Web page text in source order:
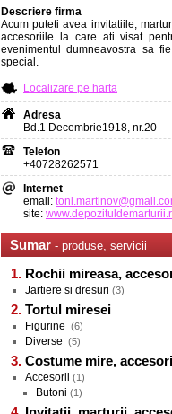
Descriere firma
Acum puteti avea invitatiile,
accesoriile la care ati visat
evenimentul dumneavostra sa fie
special.
Localizare pe harta
Adresa
Bd.1 Decembrie1918, nr.20
Telefon
+40728262571
Internet
email:
site:
Sumar - produse, servicii
Rochii mireasa,
Jartiere si dresuri (3)
Tortul miresei
Figurine (6)
Diverse (5)
Costume mire,
Accesorii (1)
Butoni (1)